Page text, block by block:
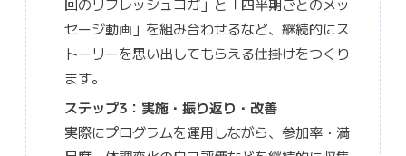
回のリフレッシュヨガ」と「四半期ごとのメッ
セージ動画」を組み合わせるなど、継続的にス
トーリーを思い出してもらえる仕掛けをつくり
ます。
ステップ3：実施・振り返り・改善
実際にプログラムを運用しながら、参加率・満